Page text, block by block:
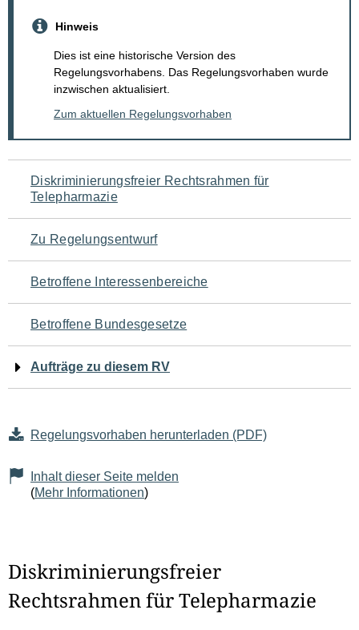
Hinweis
Dies ist eine historische Version des
Regelungsvorhabens. Das Regelungsvorhaben wurde
inzwischen aktualisiert.
Zum aktuellen Regelungsvorhaben
Navigation
für
den
Seiteninhalt
Diskriminierungsfreier Rechtsrahmen für
Telepharmazie
Zu Regelungsentwurf
Betroffene Interessenbereiche
Betroffene Bundesgesetze
Aufträge zu diesem RV
Regelungsvorhaben herunterladen (PDF)
Inhalt dieser Seite melden
(Mehr Informationen)
Diskriminierungsfreier
Rechtsrahmen für Telepharmazie